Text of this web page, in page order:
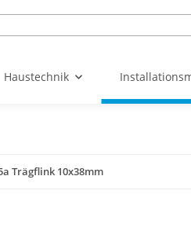
Haustechnik
Trägflink 10x38mm